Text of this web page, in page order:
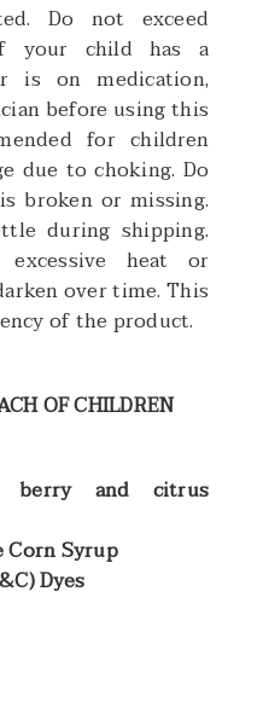
Do not exceed
your child has a
is on medication,
before using this
for children
due to choking. Do
broken or missing.
during shipping.
heat or
over time. This
of the product.
OF CHILDREN
berry and citrus
Corn Syrup
Dyes